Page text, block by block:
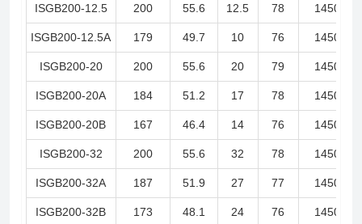
ISGB200-12.5 200 55.6 12.5 78 1450
ISGB200-12.5A 179 49.7 10 76 1450
ISGB200-20 200 55.6 20 79 1450
ISGB200-20A 184 51.2 17 78 1450
ISGB200-20B 167 46.4 14 76 1450
ISGB200-32 200 55.6 32 78 1450
ISGB200-32A 187 51.9 27 77 1450
ISGB200-32B 173 48.1 24 76 1450